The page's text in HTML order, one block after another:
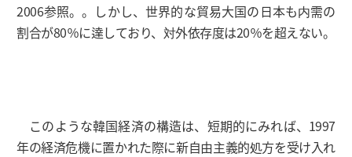
2006参照。。しかし、世界的な貿易大国の日本も内需の
割合が80％に達しており、対外依存度は20％を超えない。
このような韓国経済の構造は、短期的にみれば、1997
年の経済危機に置かれた際に新自由主義的処方を受け入れ